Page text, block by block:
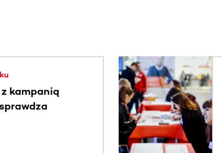
klawisza Tab lub przesuń palcem, aby zobaczyć
kampanią